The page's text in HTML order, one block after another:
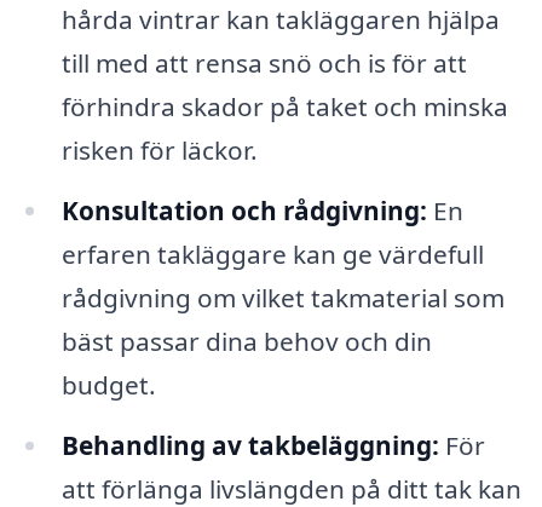
hårda vintrar kan takläggaren hjälpa
till med att rensa snö och is för att
förhindra skador på taket och minska
risken för läckor.
Konsultation och rådgivning: En
erfaren takläggare kan ge värdefull
rådgivning om vilket takmaterial som
bäst passar dina behov och din
budget.
Behandling av takbeläggning: För
att förlänga livslängden på ditt tak kan